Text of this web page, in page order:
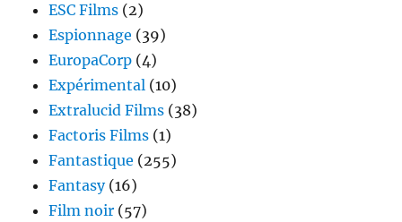
ESC Films (2)
Espionnage (39)
EuropaCorp (4)
Expérimental (10)
Extralucid Films (38)
Factoris Films (1)
Fantastique (255)
Fantasy(16)
Film noir (57)